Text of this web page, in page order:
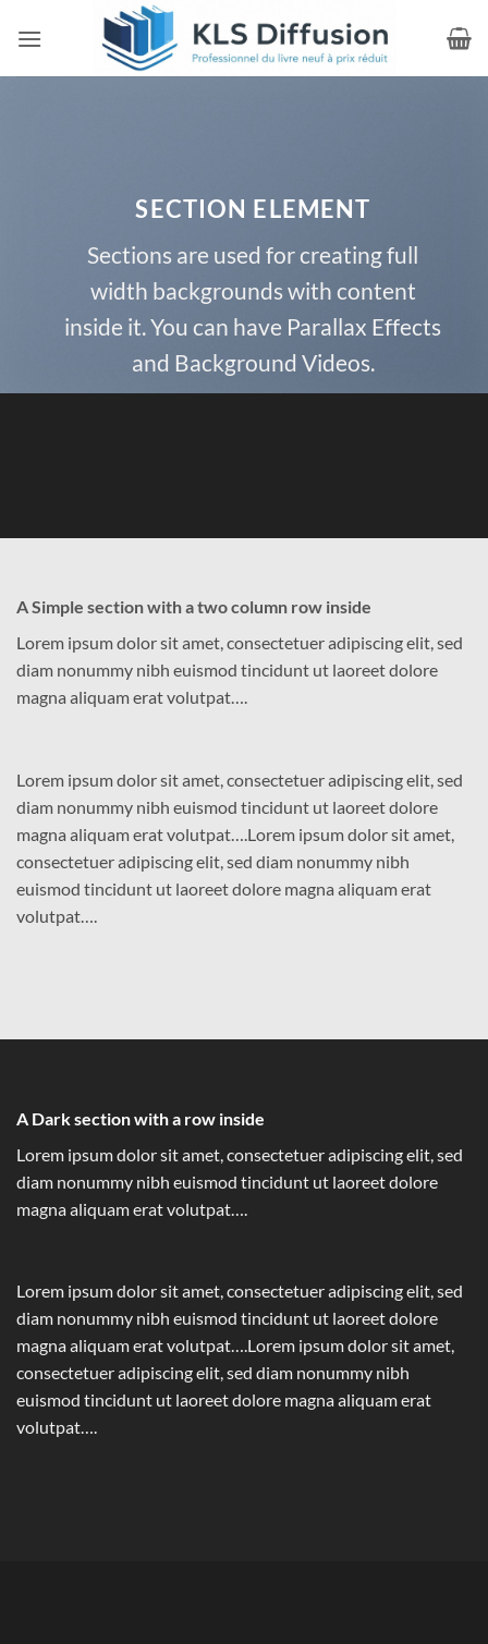
SECTION ELEMENT
Sections are used for creating full
width backgrounds with content
inside it. You can have Parallax Effects
and Background Videos.
A Simple section with a two column row inside
Lorem ipsum dolor sit amet, consectetuer adipiscing elit, sed
diam nonummy nibh euismod tincidunt ut laoreet dolore
magna aliquam erat volutpat….
Lorem ipsum dolor sit amet, consectetuer adipiscing elit, sed
diam nonummy nibh euismod tincidunt ut laoreet dolore
magna aliquam erat volutpat….Lorem ipsum dolor sit amet,
consectetuer adipiscing elit, sed diam nonummy nibh
euismod tincidunt ut laoreet dolore magna aliquam erat
volutpat….
A Dark section with a row inside
Lorem ipsum dolor sit amet, consectetuer adipiscing elit, sed
diam nonummy nibh euismod tincidunt ut laoreet dolore
magna aliquam erat volutpat….
Lorem ipsum dolor sit amet, consectetuer adipiscing elit, sed
diam nonummy nibh euismod tincidunt ut laoreet dolore
magna aliquam erat volutpat….Lorem ipsum dolor sit amet,
consectetuer adipiscing elit, sed diam nonummy nibh
euismod tincidunt ut laoreet dolore magna aliquam erat
volutpat….